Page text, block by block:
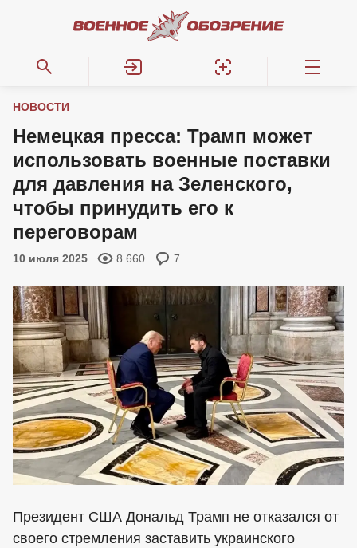
НОВОСТИ
Немецкая пресса: Трамп может
использовать военные поставки
для давления на Зеленского,
чтобы принудить его к
переговорам
10 июля 2025 8 660 7
Президент США Дональд Трамп не отказался от
своего стремления заставить украинского